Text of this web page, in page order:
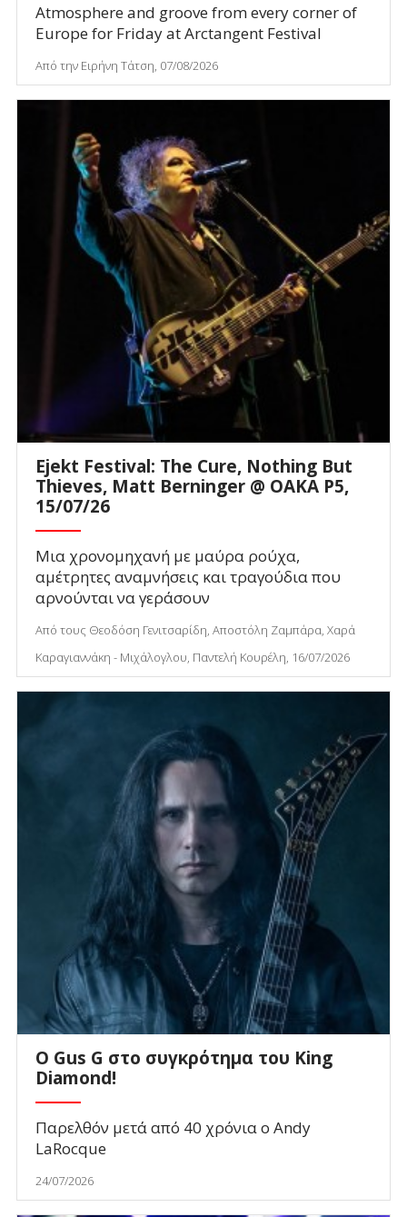
Atmosphere and groove from every corner of
Europe for Friday at Arctangent Festival
Από την Ειρήνη Τάτση, 07/08/2026
Ejekt Festival: The Cure, Nothing But
Thieves, Matt Berninger @ ΟΑΚΑ P5,
15/07/26
Μια χρονομηχανή με μαύρα ρούχα,
αμέτρητες αναμνήσεις και τραγούδια που
αρνούνται να γεράσουν
Από τους Θεοδόση Γενιτσαρίδη, Αποστόλη Ζαμπάρα, Χαρά
Καραγιαννάκη - Μιχάλογλου, Παντελή Κουρέλη, 16/07/2026
O Gus G στο συγκρότημα του King
Diamond!
Παρελθόν μετά από 40 χρόνια ο Andy
LaRocque
24/07/2026